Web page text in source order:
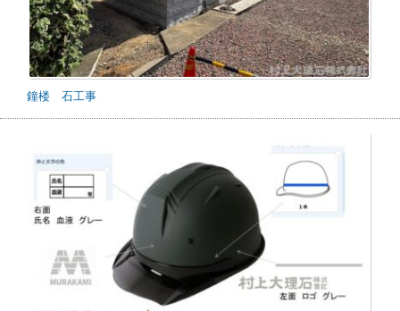
鐘楼 石工事